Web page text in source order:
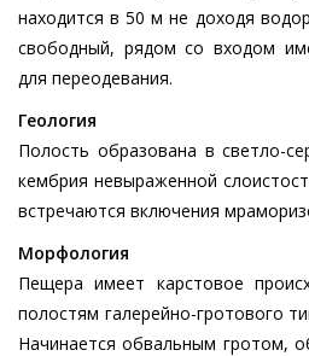
находится в 50 м не доходя
свободный, рядом со входом
для переодевания.
Геология
Полость образована в светло-
кембрия невыраженной
встречаются включения
Морфология
Пещера имеет карстовое
полостям галерейно-гротового
Начинается обвальным гротом,